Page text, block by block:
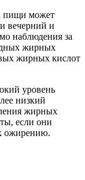
пищи может
вечерний и
наблюдения за
жирных
жирных кислот
уровень
низкий
жирных
если они
ожирению.